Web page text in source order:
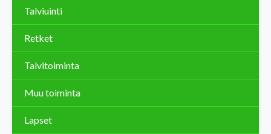
Talviuinti
Retket
Talvitoiminta
Muu toiminta
Lapset